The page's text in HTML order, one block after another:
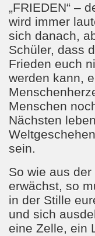
„FRIEDEN“ –
wird immer
sich danach,
Schüler, dass
Frieden euch
werden kann,
Menschen
Nächsten
sein.
So wie aus
erwächst, so
in der Stille
und sich
eine Zelle, ein